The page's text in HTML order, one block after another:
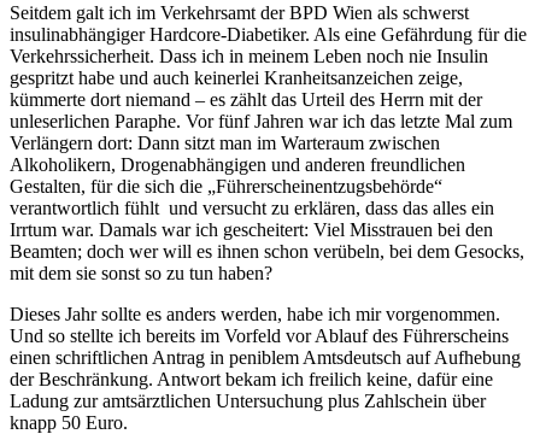
Seitdem galt ich im Verkehrsamt der BPD Wien als schwerst
insulinabhängiger Hardcore-Diabetiker. Als eine Gefährdung für die
Verkehrssicherheit. Dass ich in meinem Leben noch nie Insulin
gespritzt habe und auch keinerlei Kranheitsanzeichen zeige,
kümmerte dort niemand – es zählt das Urteil des Herrn mit der
unleserlichen Paraphe. Vor fünf Jahren war ich das letzte Mal zum
Verlängern dort: Dann sitzt man im Warteraum zwischen
Alkoholikern, Drogenabhängigen und anderen freundlichen
Gestalten, für die sich die „Führerscheinentzugsbehörde“
verantwortlich fühlt und versucht zu erklären, dass das alles ein
Irrtum war. Damals war ich gescheitert: Viel Misstrauen bei den
Beamten; doch wer will es ihnen schon verübeln, bei dem Gesocks,
mit dem sie sonst so zu tun haben?
Dieses Jahr sollte es anders werden, habe ich mir vorgenommen.
Und so stellte ich bereits im Vorfeld vor Ablauf des Führerscheins
einen schriftlichen Antrag in peniblem Amtsdeutsch auf Aufhebung
der Beschränkung. Antwort bekam ich freilich keine, dafür eine
Ladung zur amtsärztlichen Untersuchung plus Zahlschein über
knapp 50 Euro.